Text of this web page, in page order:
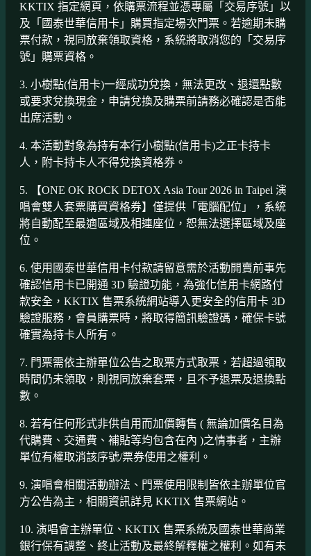
KKTIX 指定網頁，依購票流程並憑專屬「交易序號」以
及「國泰世華信用卡」購買指定場次門票。若逾期未購
票付款，視同放棄領取資格，系統將取消您的「交易序
號」購票資格。
3. 小樹點(信用卡)一經成功兌換，無法更改、退還點數
或要求兌換現金，申請兌換及購票前請務必確認是否能
出席活動。
4. 本活動對象為持有本行小樹點(信用卡)之正卡持卡
人，附卡持卡人不得兌換資格券。
5. 【ONE OK ROCK DETOX Asia Tour 2026 in Taipei 演
唱會雙人套票購買資格券】僅提供「電腦配位」，系統
將自動配至最適區域及相連座位，恕無法選擇區域及座
位。
6. 使用國泰世華信用卡付款請留意需於活動開賣前事先
確認信用卡已開通 3D 驗證功能，為強化信用卡網路付
款安全，KKTIX 售票系統網站導入更安全的信用卡 3D
驗證服務，會員購票時，將取得簡訊驗證碼，確保卡號
確實為持卡人所有。
7. 門票需依主辦單位公告之取票方式取票，若超過領取
時間仍未領取，則視同放棄套票，且不予退票及退換點
數。
8. 若有任何形式非供自用而加價轉售 ( 無論加價名目為
代購費、交通費、補貼等均包含在內 )之情事者，主辦
單位有權取消該序號/票券使用之權利。
9. 演唱會相關活動辦法、門票使用限制皆依主辦單位官
方公告為主，相關資訊詳見 KKTIX 售票網站。
10. 演唱會主辦單位、KKTIX 售票系統及國泰世華商業
銀行保有調整、終止活動及最終解釋權之權利。如有未